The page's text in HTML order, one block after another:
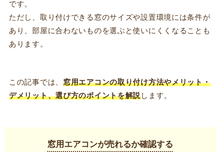
です。
ただし、取り付けできる窓のサイズや設置環境には条件が
あり、部屋に合わないものを選ぶと使いにくくなることも
あります。
この記事では、 窓用エアコンの取り付け方法やメリット・
デメリット、選び方のポイントを解説 します。
窓用エアコンが売れるか確認する